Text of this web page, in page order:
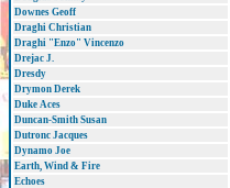
Downes Geoff
Draghi Christian
Draghi "Enzo" Vincenzo
Drejac J.
Dresdy
Drymon Derek
Duke Aces
Duncan-Smith Susan
Dutronc Jacques
Dynamo Joe
Earth, Wind & Fire
Echoes